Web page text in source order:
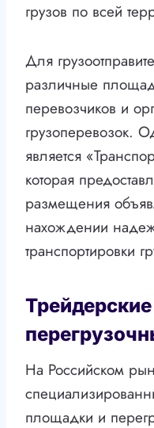
грузов по всей
Для
различные
перевозчиков и
грузоперевозок.
является
которая
размещения
нахождении
транспортировки
На Российском
площадки и